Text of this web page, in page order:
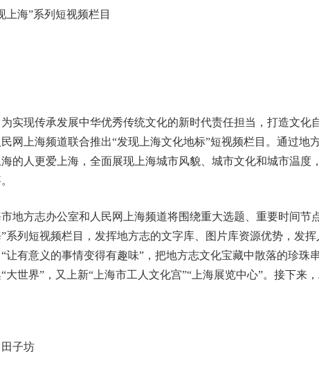
上海”系列短视频栏目
现传承发展中华优秀传统文化的新时代责任担当，打造文化
网上海频道联合推出“发现上海文化地标”短视频栏目。通过地
的人更爱上海，全面展现上海城市风貌、城市文化和城市温度
市地方志办公室和人民网上海频道将围绕重大选题、重要时间节
”系列短视频栏目，发挥地方志的文字库、图片库资源优势，发
让有意义的事情变得有趣味”，把地方志文化宝藏中散落的珍珠
大世界”，又上新“上海市工人文化宫”“上海展览中心”。接下来，
坊